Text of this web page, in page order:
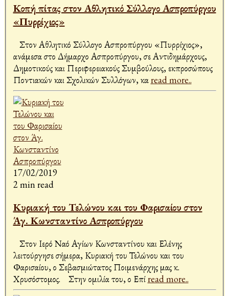
Κοπή πίτας στον Αθλητικό Σύλλογο Ασπροπύργου
«Πυρρίχιος»
Στον Αθλητικό Σύλλογο Ασπροπύργου «Πυρρίχιος»,
ανάμεσα στο Δήμαρχο Ασπροπύργου, σε Αντιδημάρχους,
Δημοτικούς και Περιφερειακούς Συμβούλους, εκπροσώπους
Ποντιακών και Σχολικών Συλλόγων, καread more..
17/02/2019
2 min read
Κυριακή του Τελώνου και του Φαρισαίου στον
Άγ. Κωνσταντίνο Ασπροπύργου
Στον Ιερό Ναό Αγίων Κωνσταντίνου και Ελένης
λειτούργησε σήμερα, Κυριακή του Τελώνου και του
Φαρισαίου, ο Σεβασμιώτατος Ποιμενάρχης μας κ.
Χρυσόστομος. Στην ομιλία του, ο Επίread more..